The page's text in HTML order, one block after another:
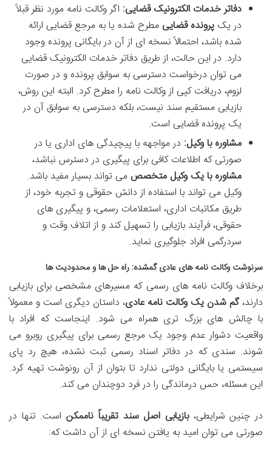
دفاتر خدمات الکترونیک قضایی: اگر وکالت نامه مورد نظر قبلاً
در یک پرونده قضایی مطرح شده یا به مرجع قضایی ارائه
شده باشد، احتمالاً نسخه ای از آن در بایگانی پرونده وجود
دارد. در این حالت، از طریق دفاتر خدمات الکترونیک قضایی
می توان درخواست دسترسی به سوابق پرونده و در صورت
لزوم، دریافت کپی از وکالت نامه را مطرح کرد. البته این روش،
بازیابی مستقیم سند نیست، بلکه دسترسی به سوابق آن در
یک پرونده قضایی است.
مشاوره با وکیل: در مواجهه با پیچیدگی های اداری یا در
صورتی که اطلاعات کافی برای پیگیری در دسترس نباشد،
مشاوره با یک وکیل متخصص می تواند بسیار مفید باشد.
وکیل می تواند با استفاده از دانش حقوقی و تجربه خود، از
طریق مکاتبات اداری، استعلامات رسمی، و پیگیری های
حقوقی، فرآیند بازیابی را تسهیل کند و از اتلاف وقت و
سردرگمی افراد جلوگیری نماید.
سرنوشت وکالت نامه های عادی گمشده: راه حل ها و محدودیت ها
برخلاف وکالت نامه های رسمی که مسیرهای مشخصی برای بازیابی
دارند،گم شدن یک وکالت نامه عادی، داستان دیگری است و معمولاً
با چالش های بزرگ تری همراه می شود. اینجاست که افراد با
واقعیت دشوار عدم وجود یک مرجع رسمی برای پیگیری روبرو می
شوند. سندی که در دفاتر اسناد رسمی ثبت نشده، هیچ رد پای
سیستمی یا بایگانی دولتی ندارد تا بتوان از آن رونوشت تهیه کرد.
این مسئله، حس درماندگی را در فرد دوچندان می کند.
در چنین شرایطی،بازیابی اصل سند تقریباً ناممکناست. تنها در
صورتی می توان امید به یافتن نسخه ای از آن داشت که: